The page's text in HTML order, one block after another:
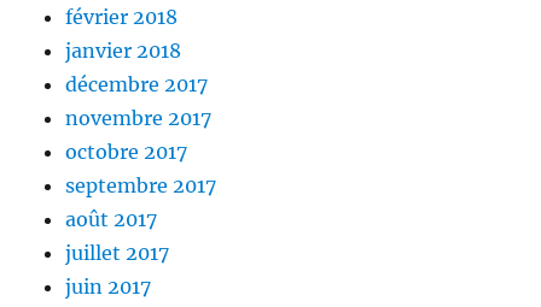
février 2018
janvier 2018
décembre 2017
novembre 2017
octobre 2017
septembre 2017
août 2017
juillet 2017
juin 2017